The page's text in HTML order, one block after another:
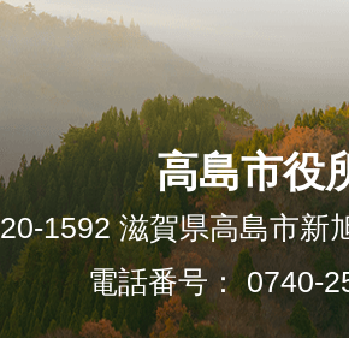
高島市役
1592 滋賀県高島市新
電話番号： 0740-